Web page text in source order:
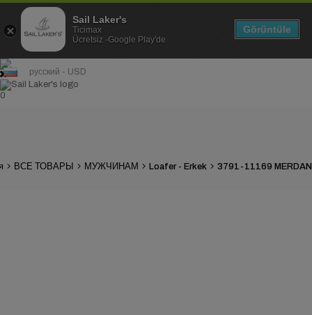
русский - USD
0
ВСЕ ТОВАРЫ МУЖЧИНАМ Loafer - Erkek
Sail Laker's
Ticimax
Ücretsiz -Google Play'de
Görüntüle